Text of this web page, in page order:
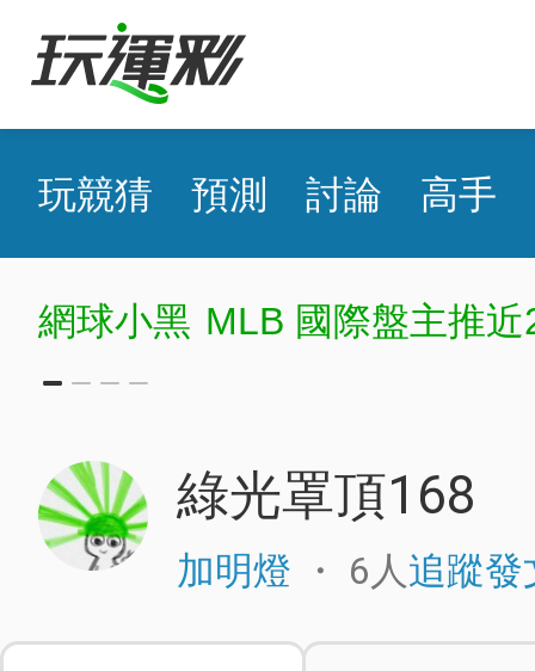
玩競猜 預測 討論 高手
網球小黑 MLB 國際盤主推
綠光罩頂168
加明燈 ・ 6人追蹤發